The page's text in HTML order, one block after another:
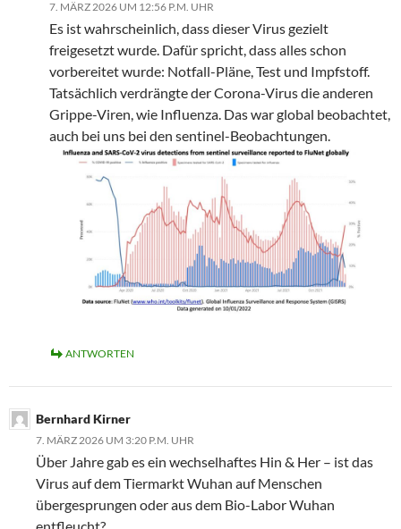
7. MÄRZ 2026 UM 12:56 P.M. UHR
Es ist wahrscheinlich, dass dieser Virus gezielt
freigesetzt wurde. Dafür spricht, dass alles schon
vorbereitet wurde: Notfall-Pläne, Test und Impfstoff.
Tatsächlich verdrängte der Corona-Virus die anderen
Grippe-Viren, wie Influenza. Das war global beobachtet,
auch bei uns bei den sentinel-Beobachtungen.
ANTWORTEN
Bernhard Kirner
7. MÄRZ 2026 UM 3:20 P.M. UHR
Über Jahre gab es ein wechselhaftes Hin & Her – ist das
Virus auf dem Tiermarkt Wuhan auf Menschen
übergesprungen oder aus dem Bio-Labor Wuhan